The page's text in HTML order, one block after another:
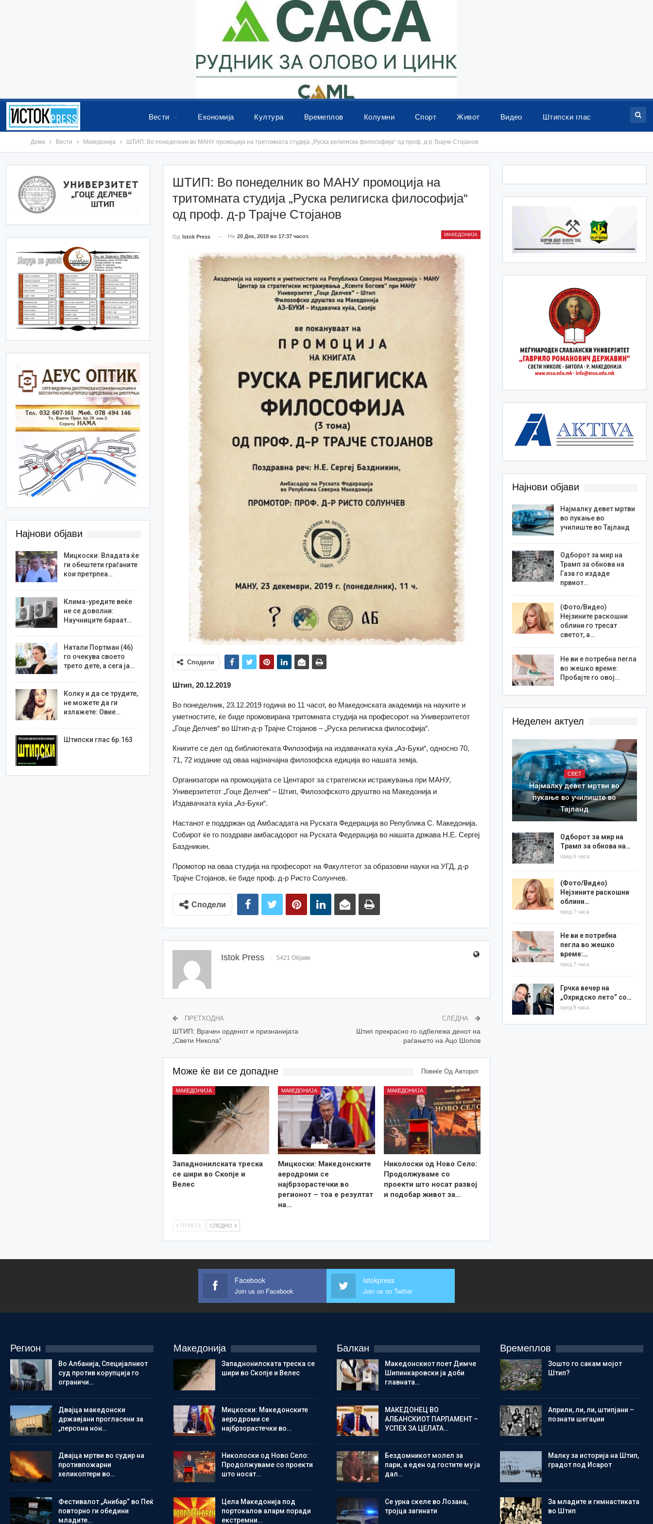
Вести Економија Култура Времеплов Колумни Спорт Живот Видео Штипски глас
Дома Вести Македонија ШТИП: Во понеделник во МАНУ промоција на тритомната студија „Руска религиска философија“ од проф. д-р Трајче Стојанов
ШТИП: Во понеделник во МАНУ промоција на
тритомната студија „Руска религиска философија“
од проф. д-р Трајче Стојанов
МАКЕДОНИЈА
Од Istok Press На 20 Дек, 2019 во 17:37 часот.
Сподели
Штип, 20.12.2019
Во понеделник, 23.12.2019 година вo 11 часот, во Македонската академија на науките и
уметностите, ќе биде промовирана тритомната студија на професорот на Универзитетот
„Гоце Делчев“ во Штип-д-р Трајче Стојанов – „Руска религиска философија“.
Книгите се дел од библиотеката Филозофија на издавачката куќа „Аз-Буки“, односно 70,
71, 72 издание од оваа најзначајна филозофска едиција во нашата земја.
Организатори на промоцијата се Центарот за стратегиски истражувања при МАНУ,
Универзитетот „Гоце Делчев“ – Штип, Филозофското друштво на Македонија и
Издавачкaта куќа „Аз-Буки“.
Настанот е поддржан од Амбасадата на Руската Федерација во Република С. Македонија.
Собирот ќе го поздрави амбасадорот на Руската Федерација во нашата држава Н.Е. Сергеј
Баздникин.
Промотор на оваа студија на професорот на Факултетот за образовни науки на УГД, д-р
Трајче Стојанов, ќе биде проф. д-р Ристо Солунчев.
Сподели
Istok Press 5421 Објави
ПРЕТХОДНА
ШТИП: Врачен орденот и признанијата
„Свети Никола“
СЛЕДНА
Штип прекрасно го одбележа денот на
раѓањето на Ацо Шопов
Може ќе ви се допадне Повеќе Од Авторот
МАКЕДОНИЈА
Западнонилската треска
се шири во Скопје и
Велес
МАКЕДОНИЈА
Мицкоски: Македонските
аеродроми се
најбрзорастечки во
регионот – тоа е резултат
на…
МАКЕДОНИЈА
Николоски од Ново Село:
Продолжуваме со
проекти што носат развој
и подобар живот за…
ПТРЕТХ СЛЕДНО
Најнови објави
Најмалку девет мртви
во пукање во
училиште во Тајланд
Одборот за мир на
Трамп за обнова на
Газа го издаде
првиот…
(Фото/Видео)
Нејзините раскошни
облини го тресат
светот, а…
Не ви е потребна пегла
во жешко време:
Пробајте го овој…
Неделен актуел
СВЕТ
Најмалку девет мртви во
пукање во училиште во
Тајланд
Одборот за мир на
Трамп за обнова на…
пред 6 часа
(Фото/Видео)
Нејзините раскошни
облини…
пред 7 часа
Не ви е потребна
пегла во жешко
време:…
пред 7 часа
Грчка вечер на
„Охридско лето“ со…
пред 9 часа
Најнови објави
Мицкоски: Владата ќе
ги обештети граѓаните
кои претрпеа…
Клима-уредите веќе
не се доволни:
Научниците бараат…
Натали Портман (46)
го очекува своето
трето дете, а сега ја…
Колку и да се трудите,
не можете да ги
излажете: Овие…
Штипски глас бр.163
Facebook
Join us on Facebook
Istokpress
Join us on Twitter
Регион
Во Албанија, Специјалниот
суд против корупција го
ограничи…
Двајца македонски
државјани прогласени за
„персона нон…
Двајца мртви во судир на
противпожарни
хеликоптери во…
Фестивалот „Анибар“ во Пеќ
повторно ги обедини
младите…
Македонија
Западнонилската треска се
шири во Скопје и Велес
Мицкоски: Македонските
аеродроми се
најбрзорастечки во…
Николоски од Ново Село:
Продолжуваме со проекти
што носат…
Цела Македонија под
портокалов аларм поради
екстремни…
Балкан
Македонскиот поет Димче
Шипинкаровски ја доби
главната…
МАКЕДОНЕЦ ВО
АЛБАНСКИОТ ПАРЛАМЕНТ –
УСПЕХ ЗА ЦЕЛАТА…
Бездомникот молел за
пари, а еден од гостите му ја
дал…
Се урна скеле во Лозана,
тројца загинати
Времеплов
Зошто го сакам мојот
Штип?
Aприли, ли, ли, штипјани –
познати шегаџии
Малку за историја на Штип,
градот под Исарот
Зa младите и гимнастиката
во Штип